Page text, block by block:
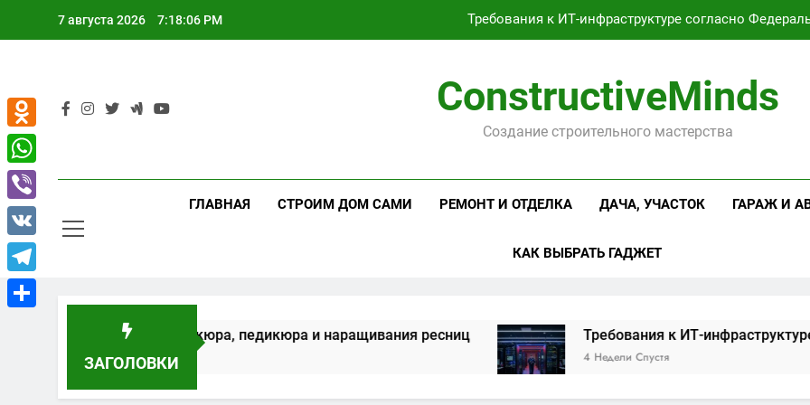
7 августа 2026 7:18:07 PM Требования к ИТ-инфраструктуре согласно
Проектирование и серийное производство светодиодных
Профессиональная косметика и оборудование для
Требования к ИТ-инфраструктуре согласно
Проектирование и серийное производство светодиодных
ConstructiveMinds
Создание строительного мастерства
ГЛАВНАЯ СТРОИМ ДОМ САМИ РЕМОНТ И ОТДЕЛКА ДАЧА, УЧАСТОК ГАРАЖ И
КАК ВЫБРАТЬ ГАДЖЕТ
ЗАГОЛОВКИ
для маникюра, педикюра и наращивания ресниц Требования к ИТ-инфраструктуре
4 Недели Спустя
Odnoklassniki
WhatsApp
Viber
VK
Telegram